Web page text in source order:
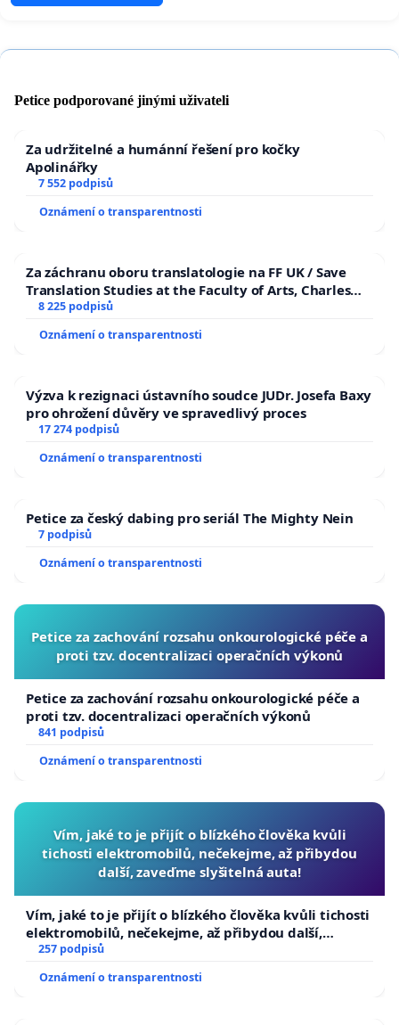
Petice podporované jinými uživateli
Za udržitelné a humánní řešení pro kočky
Apolinářky
7 552 podpisů
Oznámení o transparentnosti
Za záchranu oboru translatologie na FF UK / Save
Translation Studies at the Faculty of Arts, Charles
University
8 225 podpisů
Oznámení o transparentnosti
Výzva k rezignaci ústavního soudce JUDr. Josefa Baxy
pro ohrožení důvěry ve spravedlivý proces
17 274 podpisů
Oznámení o transparentnosti
Petice za český dabing pro seriál The Mighty Nein
7 podpisů
Oznámení o transparentnosti
Petice za zachování rozsahu onkourologické péče a
proti tzv. docentralizaci operačních výkonů
Petice za zachování rozsahu onkourologické péče a
proti tzv. docentralizaci operačních výkonů
841 podpisů
Oznámení o transparentnosti
Vím, jaké to je přijít o blízkého člověka kvůli
tichosti elektromobilů, nečekejme, až přibydou
další, zaveďme slyšitelná auta!
Vím, jaké to je přijít o blízkého člověka kvůli tichosti
elektromobilů, nečekejme, až přibydou další,
zaveďme slyšitelná auta!
257 podpisů
Oznámení o transparentnosti